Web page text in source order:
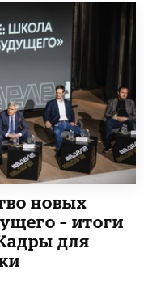
новых
– итоги
для